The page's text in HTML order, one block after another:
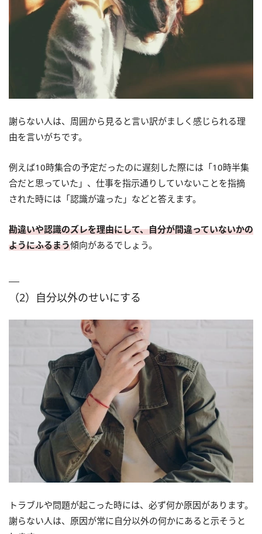
謝らない人は、周囲から見ると言い訳がましく感じられる理
由を言いがちです。
例えば10時集合の予定だったのに遅刻した際には「10時半集
合だと思っていた」、仕事を指示通りしていないことを指摘
された時には「認識が違った」などと答えます。
勘違いや認識のズレを理由にして、自分が間違っていないかの
ようにふるまう傾向があるでしょう。
（2）自分以外のせいにする
トラブルや問題が起こった時には、必ず何か原因があります。
謝らない人は、原因が常に自分以外の何かにあると示そうと